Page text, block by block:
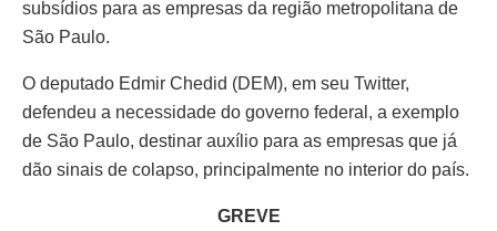
subsídios para as empresas da região metropolitana de
São Paulo.
O deputado Edmir Chedid (DEM), em seu Twitter,
defendeu a necessidade do governo federal, a exemplo
de São Paulo, destinar auxílio para as empresas que já
dão sinais de colapso, principalmente no interior do país.
GREVE